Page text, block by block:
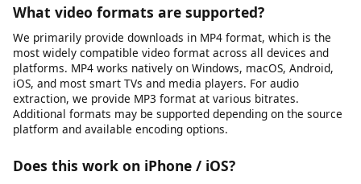
open license such as Creative Commons. This includes your
own social media posts, videos shared by businesses or
creators for public reuse, public domain content, and any
material where the publisher has granted download rights.
Always verify you have the necessary rights before
downloading any content. We do not support or condone
downloading copyrighted material without the rights holder’s
permission, and we block platforms where downloading is
explicitly prohibited by the provider.
What video formats are supported?